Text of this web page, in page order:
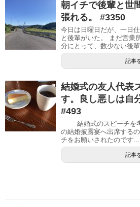
朝イチで後輩と世
張れる。 #3350
今日は日曜日だが、一日
と後輩がいた。 まだ営業
分にとって、数少ない後輩
記事
結婚式の友人代表
す。良し悪しは自
#493
結婚式のスピーチを
の結婚披露宴へ出席する
チをお願いされたのです...
記事